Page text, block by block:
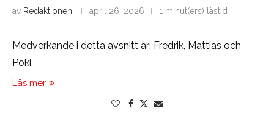
av Redaktionen april 26, 2026 1 minut(ers) lästid
Medverkande i detta avsnitt är: Fredrik, Mattias och
Poki.
Läs mer